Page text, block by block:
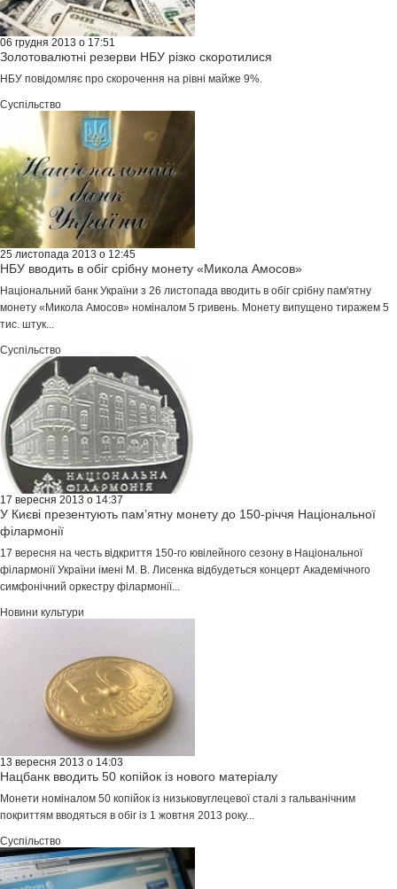
06 грудня 2013 о 17:51
Золотовалютні резерви НБУ різко скоротилися
НБУ повідомляє про скорочення на рівні майже 9%.
Суспільство
25 листопада 2013 о 12:45
НБУ вводить в обіг срібну монету «Микола Амосов»
Національний банк України з 26 листопада вводить в обіг срібну пам'ятну
монету «Микола Амосов» номіналом 5 гривень. Монету випущено тиражем 5
тис. штук...
Суспільство
17 вересня 2013 о 14:37
У Києві презентують пам’ятну монету до 150-річчя Національної
філармонії
17 вересня на честь відкриття 150-го ювілейного сезону в Національної
філармонії України імені М. В. Лисенка відбудеться концерт Академічного
симфонічний оркестру філармонії...
Новини культури
13 вересня 2013 о 14:03
Нацбанк вводить 50 копійок із нового матеріалу
Монети номіналом 50 копійок із низьковуглецевої сталі з гальванічним
покриттям вводяться в обіг із 1 жовтня 2013 року...
Суспільство